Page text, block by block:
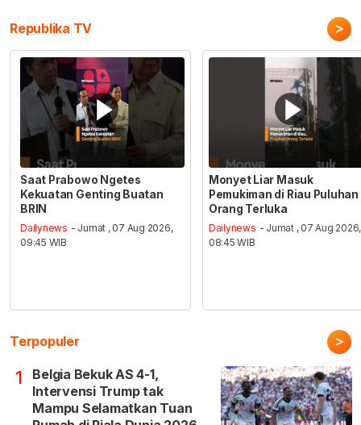
Republika TV >
Saat Prabowo Ngetes
Kekuatan Genting Buatan
BRIN
Dailynews - Jumat , 07 Aug 2026,
09:45 WIB
Monyet Liar Masuk
Pemukiman di Riau Puluhan
Orang Terluka
Dailynews - Jumat , 07 Aug 2026,
08:45 WIB
Terpopuler >
1
Belgia Bekuk AS 4-1,
Intervensi Trump tak
Mampu Selamatkan Tuan